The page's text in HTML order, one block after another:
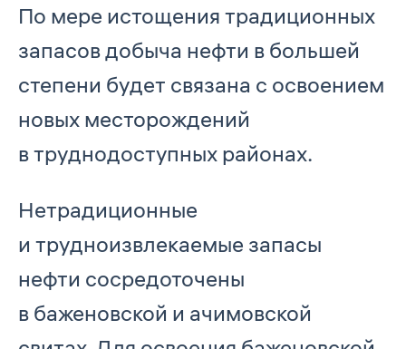
По мере истощения традиционных
запасов добыча нефти в большей
степени будет связана с освоением
новых месторождений
в труднодоступных районах.
Нетрадиционные
и трудноизвлекаемые запасы
нефти сосредоточены
в баженовской и ачимовской